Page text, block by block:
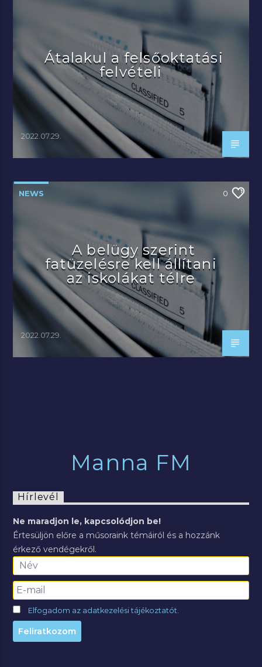
Átalakul a felsőoktatási
felvételi
2022.07.29.
NEWS 0
A belügy szerint
fatüzelésre kell állítani
az iskolákat télre
2022.07.29.
Manna FM
Hírlevél
Ne maradjon le, kapcsolódjon be!
Értesüljön előre a műsoraink témáiról és a hozzánk
érkező vendégekről.
Elfogadom az adatkezelési tájékoztatót.